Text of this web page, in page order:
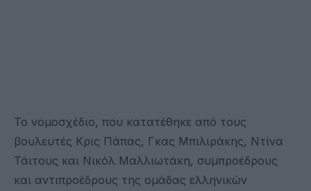
Το νομοσχέδιο, που κατατέθηκε από τους
βουλευτές Κρις Πάπας, Γκας Μπιλιράκης, Ντίνα
Τάιτους και Νικόλ Μαλλιωτάκη, συμπροέδρους
και αντιπροέδρους της ομάδας ελληνικών